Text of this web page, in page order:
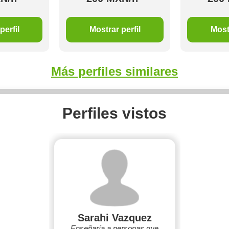
Mostrar perfil
Más perfiles similares
Perfiles vistos
Sarahi Vazquez